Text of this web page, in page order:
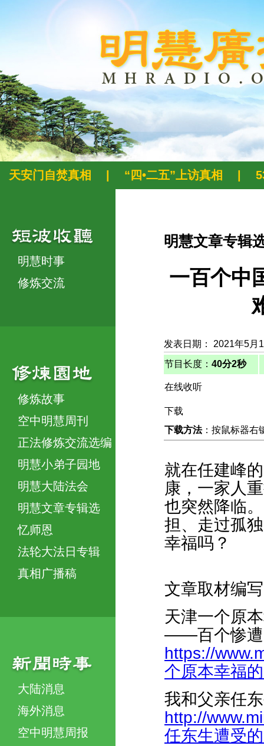
天安门自焚真相 “四•二五”上访真相
明慧时事
修炼交流
修炼故事
空中明慧周刊
正法修炼交流选编
明慧小弟子园地
明慧大陆法会
明慧文章专辑选
忆师恩
法轮大法日专辑
真相广播稿
大陆消息
海外消息
空中明慧周报
明慧文章专辑
一百个中
发表日期： 2021年5月
节目长度： 40分2秒
在线收听
下载
下载方法：按鼠标器右
就在任建峰
康，一家人
也突然降临
担、走过孤
幸福吗？
文章取材编
天津一个原
——百个惨遭
https://
个原本幸福
我和父亲任
http://
任东生遭受